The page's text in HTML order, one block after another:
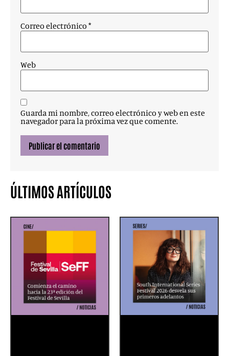
Correo electrónico *
Web
Guarda mi nombre, correo electrónico y web en este
navegador para la próxima vez que comente.
ÚLTIMOS ARTÍCULOS